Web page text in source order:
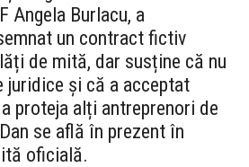
Angela Burlacu, a
un contract fictiv
de mită, dar susține că nu
juridice și că a acceptat
proteja alți antreprenori de
se află în prezent în
oficială.